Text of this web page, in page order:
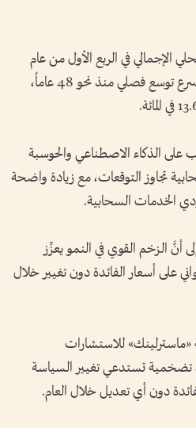
الإجمالي في الربع الأول من عام
2026 إلى 14.55 في المائة، وهو أسرع توسع فصلي منذ نحو 48 عاماً،
على الذكاء الاصطناعي والحوسبة
تجاوز التوقعات، مع زيادة واضحة
الخدمات السحابية.
أنَّ الزخم القوي في النمو يعزِّز
على أسعار الفائدة دون تغيير خلال
«ماسترلينك» للاستشارات
تضخمية تستدعي تغيير السياسة
دون أي تعديل خلال العام.